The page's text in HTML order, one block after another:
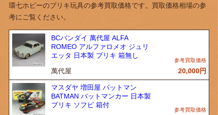
環七ホビーのブリキ玩具の参考買取価格です。買取価格相場の参
考にご覧ください。
BCバンダイ 萬代屋 ALFA
ROMEO アルファロメオ ジュリ
エッタ 日本製 ブリキ 箱無し
萬代屋 20,000円
マスダヤ 増田屋 バットマン
BATMAN バットマンカー 日本製
ブリキ ソフビ 箱付